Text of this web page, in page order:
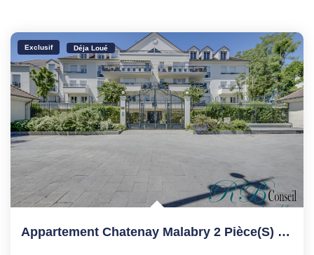
Exclusif Déja Loué
Appartement Chatenay Malabry 2 Pièce(s) 50 M2